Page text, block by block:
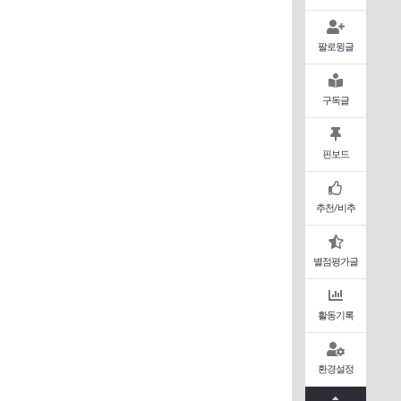
팔로윙글
구독글
핀보드
추천/비추
별점평가글
활동기록
환경설정